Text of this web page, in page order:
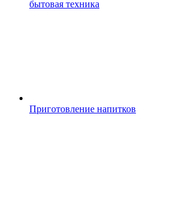
бытовая техника
Приготовление напитков